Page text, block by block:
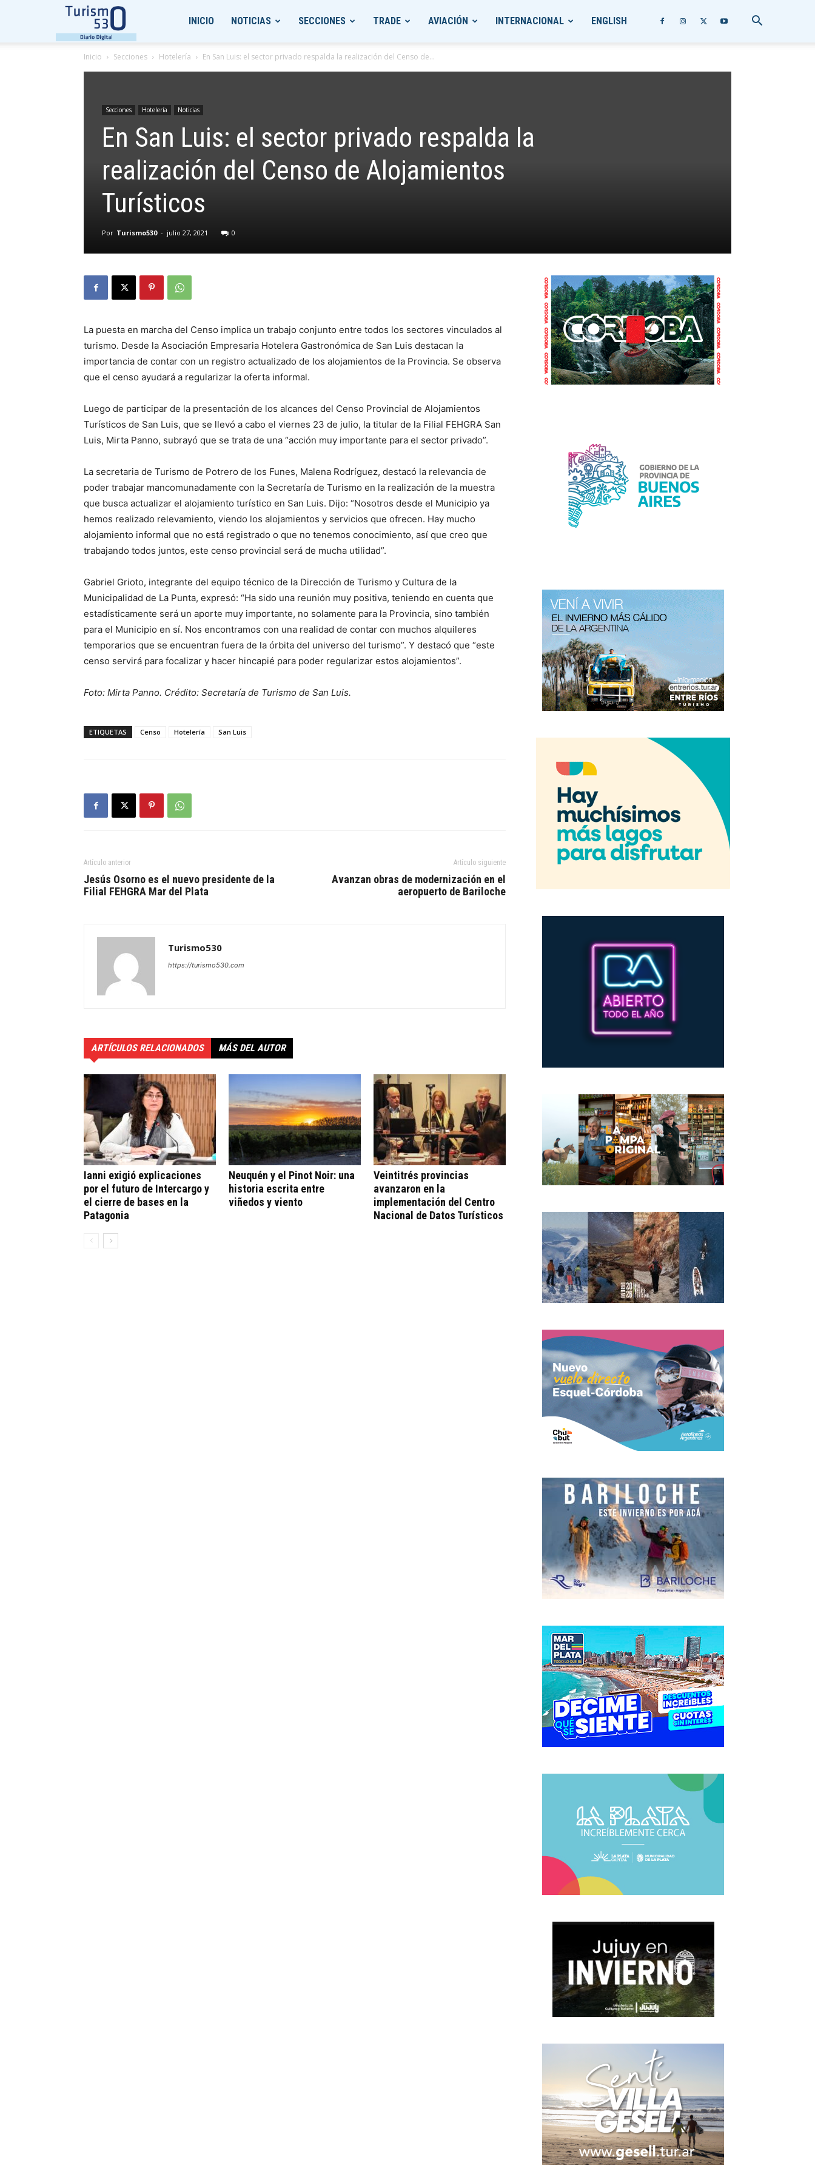
INICIO NOTICIAS SECCIONES TRADE AVIACIÓN INTERNACIONAL ENGLISH
Inicio Secciones Hotelería En San Luis: el sector privado respalda la realización del Censo de...
Secciones Hotelería Noticias
En San Luis: el sector privado respalda la
realización del Censo de Alojamientos
Turísticos
Por Turismo530 - julio 27, 2021 0
La puesta en marcha del Censo implica un trabajo conjunto entre todos los sectores vinculados al
turismo. Desde la Asociación Empresaria Hotelera Gastronómica de San Luis destacan la
importancia de contar con un registro actualizado de los alojamientos de la Provincia. Se observa
que el censo ayudará a regularizar la oferta informal.
Luego de participar de la presentación de los alcances del Censo Provincial de Alojamientos
Turísticos de San Luis, que se llevó a cabo el viernes 23 de julio, la titular de la Filial FEHGRA San
Luis, Mirta Panno, subrayó que se trata de una “acción muy importante para el sector privado”.
La secretaria de Turismo de Potrero de los Funes, Malena Rodríguez, destacó la relevancia de
poder trabajar mancomunadamente con la Secretaría de Turismo en la realización de la muestra
que busca actualizar el alojamiento turístico en San Luis. Dijo: “Nosotros desde el Municipio ya
hemos realizado relevamiento, viendo los alojamientos y servicios que ofrecen. Hay mucho
alojamiento informal que no está registrado o que no tenemos conocimiento, así que creo que
trabajando todos juntos, este censo provincial será de mucha utilidad”.
Gabriel Grioto, integrante del equipo técnico de la Dirección de Turismo y Cultura de la
Municipalidad de La Punta, expresó: “Ha sido una reunión muy positiva, teniendo en cuenta que
estadísticamente será un aporte muy importante, no solamente para la Provincia, sino también
para el Municipio en sí. Nos encontramos con una realidad de contar con muchos alquileres
temporarios que se encuentran fuera de la órbita del universo del turismo”. Y destacó que “este
censo servirá para focalizar y hacer hincapié para poder regularizar estos alojamientos”.
Foto: Mirta Panno. Crédito: Secretaría de Turismo de San Luis.
ETIQUETAS Censo Hotelería San Luis
Artículo anterior
Jesús Osorno es el nuevo presidente de la
Filial FEHGRA Mar del Plata
Artículo siguiente
Avanzan obras de modernización en el
aeropuerto de Bariloche
Turismo530
https://turismo530.com
ARTÍCULOS RELACIONADOS MÁS DEL AUTOR
Ianni exigió explicaciones
por el futuro de Intercargo y
el cierre de bases en la
Patagonia
Neuquén y el Pinot Noir: una
historia escrita entre
viñedos y viento
Veintitrés provincias
avanzaron en la
implementación del Centro
Nacional de Datos Turísticos